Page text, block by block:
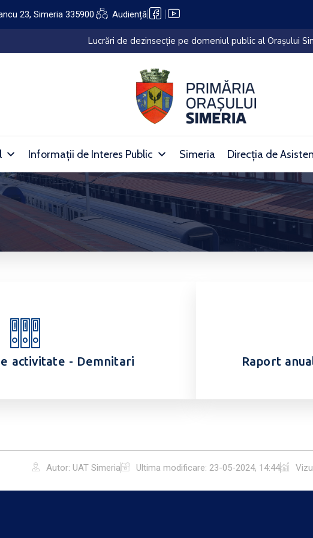
23, Simeria 335900 Audiență
al Orașului Simeria (27.07.2026 – 05.08.2026)
Informații de Interes Public Simeria Direcția de
activitate - Demnitari Raport
Autor: UAT Simeria Ultima modificare: 23-05-2024, 14:44